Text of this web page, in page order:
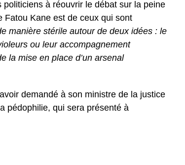
à réouvrir le débat sur la peine
Fatou Kane est de ceux qui sont
manière stérile autour de deux idées : le
ou leur accompagnement
la mise en place d’un arsenal
demandé à son ministre de la justice
pédophilie, qui sera présenté à